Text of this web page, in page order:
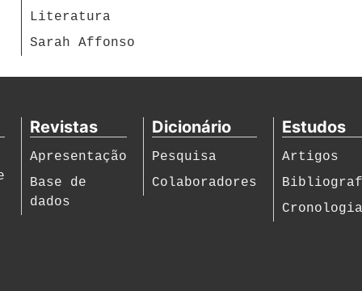
Literatura
Sarah Affonso
Revistas
Apresentação
Base de
dados
Dicionário
Pesquisa
Colaboradores
Estudos
Artigos